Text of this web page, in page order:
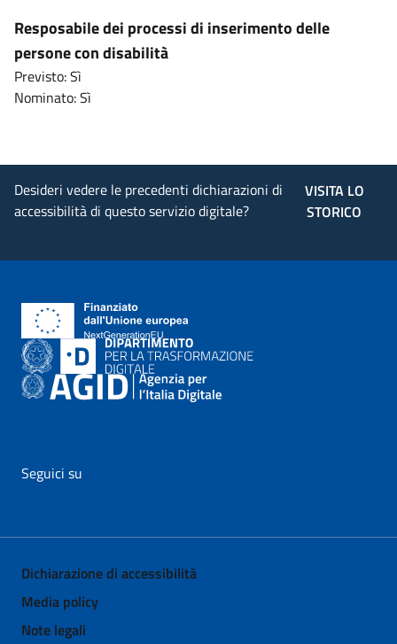
Resposabile dei processi di inserimento delle
persone con disabilità
Previsto: Sì
Nominato: Sì
Desideri vedere le precedenti dichiarazioni di
accessibilità di questo servizio digitale?
VISITA LO
STORICO
Seguici su
Dichiarazione di accessibilità
Media policy
Note legali